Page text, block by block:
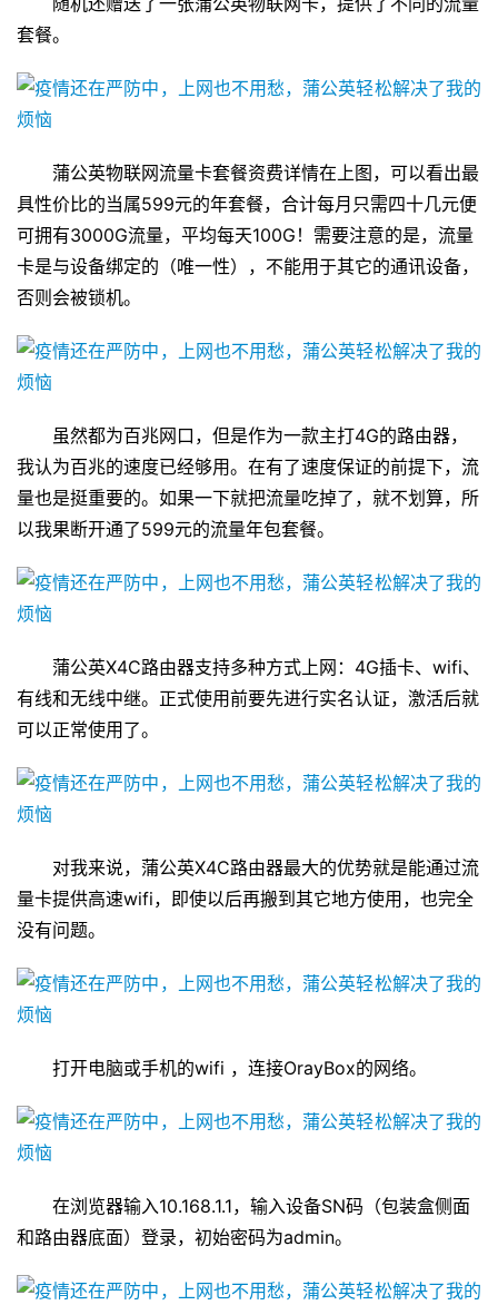
蒲公英物联网流量卡套餐资费详情在上图，可以看出最
具性价比的当属599元的年套餐，合计每月只需四十几元便
可拥有3000G流量，平均每天100G！需要注意的是，流量
卡是与设备绑定的（唯一性），不能用于其它的通讯设备，
虽然都为百兆网口，但是作为一款主打4G的路由器，
我认为百兆的速度已经够用。在有了速度保证的前提下，流
量也是挺重要的。如果一下就把流量吃掉了，就不划算，所
蒲公英X4C路由器支持多种方式上网：4G插卡、wifi、
有线和无线中继。正式使用前要先进行实名认证，激活后就
对我来说，蒲公英X4C路由器最大的优势就是能通过流
量卡提供高速wifi，即使以后再搬到其它地方使用，也完全
在浏览器输入10.168.1.1，输入设备SN码（包装盒侧面